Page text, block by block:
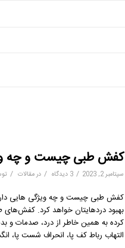
کفش طبی چیست و چه
سپتامبر 2, 2023 / 3 دیدگاه / درمقالات /
کفش طبی چیست و چه ویژگی هایی
بهبود دردهایتان خواهد کرد. کفش‌های
کرده به همین خاطر از درد، صدمات و
التهاب رباط کف پا، انحراف شست